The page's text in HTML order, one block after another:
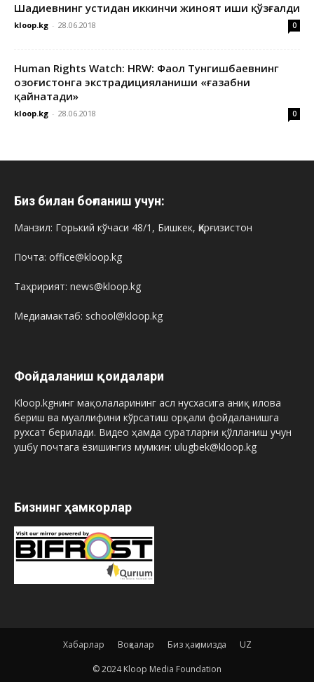
Шадиевнинг устидан иккинчи жиноят иши қўзғалди
kloop.kg - 28.06.2018 0
Human Rights Watch: HRW: Фаол Тунгишбаевнинг
Қозоғистонга экстрадицияланиши «ғазабни
қайнатади»
kloop.kg - 28.06.2018 0
Биз билан боғланиш учун:
Манзил: Горький кўчаси 48/1, Бишкек, Қирғизистон
Почта: office@kloop.kg
Таҳририят: news@kloop.kg
Медиамактаб: school@kloop.kg
Фойдаланиш қоидалари
Kloop.kgнинг мақолаларининг асл нусхасига аниқ илова
бериш ва муаллифини кўрсатиш орқали фойдаланишга
рухсат берилади. Видео ҳамда суратларни қўлланиш учун
ушбу почтага ёзишингиз мумкин: ulugbek@kloop.kg
Бизнинг ҳамкорлар
Хабарлар Воқеалар Биз ҳақимизда UZ
© 2024 Kloop Media Foundation